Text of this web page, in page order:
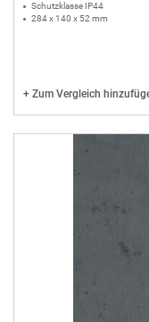
Schutzklasse IP44
284 x 140 x 52 mm
+ Zum Vergleich